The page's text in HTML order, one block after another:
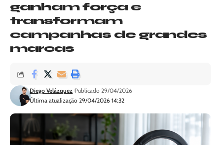
ganham força e
transformam
campanhas de grandes
marcas
Última atualização 29/04/2026 14:32
Diego Velázquez Publicado 29/04/2026